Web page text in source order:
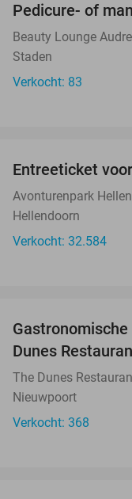
Pedicure- of
Beauty Lounge
Staden
Verkocht: 83
Entreeticket
Avonturenpark
Hellendoorn
Verkocht: 32.584
Dunes
The Dunes
Nieuwpoort
Verkocht: 368